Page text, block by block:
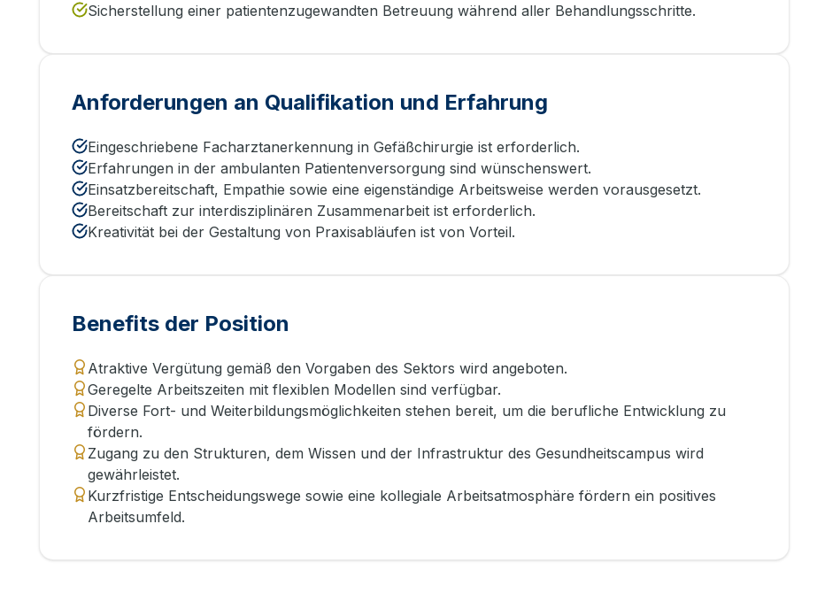
Sicherstellung einer patientenzugewandten Betreuung während aller Behandlungsschritte.
Anforderungen an Qualifikation und Erfahrung
Eingeschriebene Facharztanerkennung in Gefäßchirurgie ist erforderlich.
Erfahrungen in der ambulanten Patientenversorgung sind wünschenswert.
Einsatzbereitschaft, Empathie sowie eine eigenständige Arbeitsweise werden vorausgesetzt.
Bereitschaft zur interdisziplinären Zusammenarbeit ist erforderlich.
Kreativität bei der Gestaltung von Praxisabläufen ist von Vorteil.
Benefits der Position
Atraktive Vergütung gemäß den Vorgaben des Sektors wird angeboten.
Geregelte Arbeitszeiten mit flexiblen Modellen sind verfügbar.
Diverse Fort- und Weiterbildungsmöglichkeiten stehen bereit, um die berufliche Entwicklung zu
fördern.
Zugang zu den Strukturen, dem Wissen und der Infrastruktur des Gesundheitscampus wird
gewährleistet.
Kurzfristige Entscheidungswege sowie eine kollegiale Arbeitsatmosphäre fördern ein positives
Arbeitsumfeld.